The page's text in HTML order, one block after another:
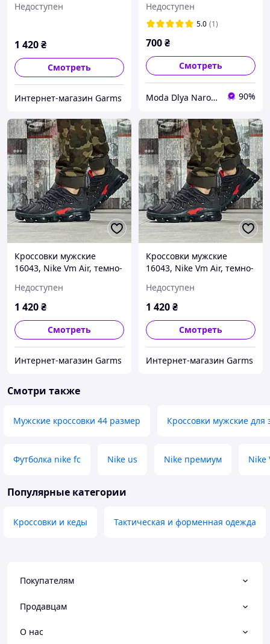
26,0см.
Недоступен
1 420₴
Смотреть
Интернет-магазин Garms
Недоступен
5.0 (1)
700₴
Смотреть
Moda Dlya Naroda 90%
Кроссовки мужские
16043, Nike Vm Air, темно-
27,5см.
Недоступен
1 420₴
Смотреть
Интернет-магазин Garms
Кроссовки мужские
16043, Nike Vm Air, темно-
28,5см.
Недоступен
1 420₴
Смотреть
Интернет-магазин Garms
Смотри также
Мужские кроссовки 44 размер Кроссовки мужские для
Футболка nike fc Nike us Nike премиум Nike
Популярные категории
Кроссовки и кеды Тактическая и форменная одежда
Покупателям
Продавцам
О нас